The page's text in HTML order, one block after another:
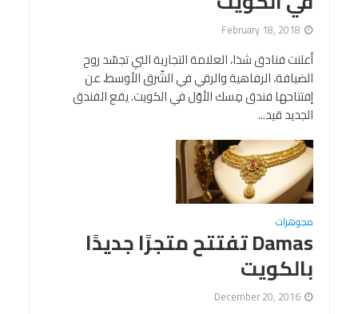
February 18, 2018
أعلنت فنادق شذا، العلامة التجارية التي تجسّد روح
الضيافة، الرفاهية والرقي في الشّرق الأوسط، عن
إفتتاحها فندق مِسك الأوّل في الكويت. يقع الفندق
الجديد قيد...
مجوهرات
Damas تفتتح متجرًا جديدًا
بالكويت
December 20, 2016